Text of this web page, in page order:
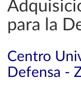
para la
Centro
Defensa -